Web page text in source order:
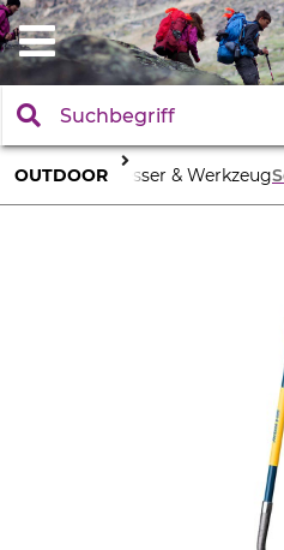
OUTDOOR Messer & Werkzeug